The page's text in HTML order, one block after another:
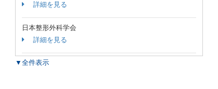
詳細を見る
日本整形外科学会
詳細を見る
▼全件表示